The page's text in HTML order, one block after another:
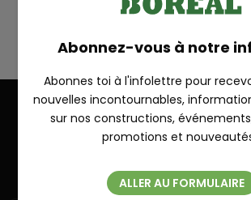
Autres
Abonnez-vous à notre
Abonnes toi à l'infolettre pour
nouvelles incontournables,
sur nos constructions,
promotions et
ALLER AU FORMULAIRE
Fermer